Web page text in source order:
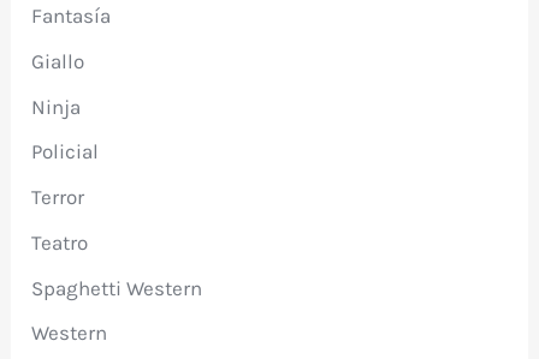
Fantasía
Giallo
Ninja
Policial
Terror
Teatro
Spaghetti Western
Western